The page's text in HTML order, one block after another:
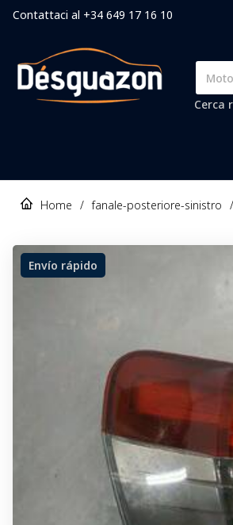
Contattaci al +34 649 17 16 10
Cerca
Home / fanale-posteriore-sinistro /
Envío rápido